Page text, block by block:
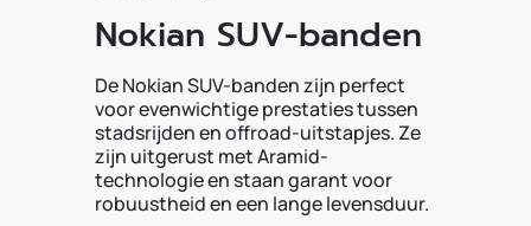
Nokian SUV-banden
De Nokian SUV-banden zijn perfect
voor evenwichtige prestaties tussen
stadsrijden en offroad-uitstapjes. Ze
zijn uitgerust met Aramid-
technologie en staan garant voor
robuustheid en een lange levensduur.